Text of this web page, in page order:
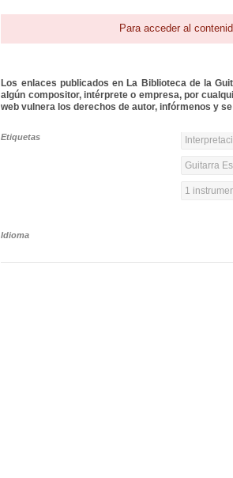
Para acceder al
Los enlaces publicados en La Biblioteca de la
algún compositor, intérprete o empresa, por
web vulnera los derechos de autor, infórmenos y
Etiquetas
Guitarra
1
Idioma